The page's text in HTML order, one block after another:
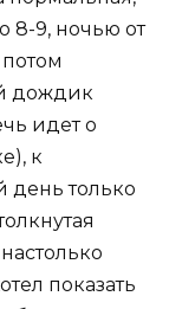
8-9, ночью от
дождик
идет о
к
день только
показать